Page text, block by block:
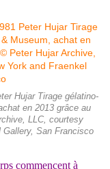
Hujar Tirage gélatino-
en 2013 grâce au
LLC, courtesy
Gallery, San Francisco
commencent à